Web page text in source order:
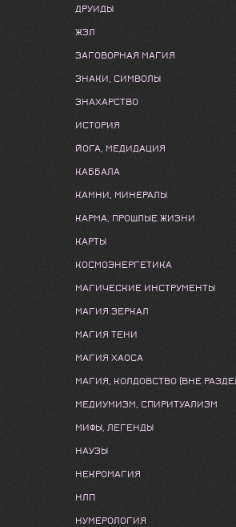
ДРУИДЫ
ЖЗЛ
ЗАГОВОРНАЯ МАГИЯ
ЗНАКИ, СИМВОЛЫ
ЗНАХАРСТВО
ИСТОРИЯ
ЙОГА, МЕДИДАЦИЯ
КАББАЛА
КАМНИ, МИНЕРАЛЫ
КАРМА, ПРОШЛЫЕ ЖИЗНИ
КАРТЫ
КОСМОЭНЕРГЕТИКА
МАГИЧЕСКИЕ ИНСТРУМЕНТЫ
МАГИЯ ЗЕРКАЛ
МАГИЯ ТЕНИ
МАГИЯ ХАОСА
МАГИЯ, КОЛДОВСТВО (ВНЕ
МЕДИУМИЗМ, СПИРИТУАЛИЗМ
МИФЫ, ЛЕГЕНДЫ
НАУЗЫ
НЕКРОМАГИЯ
НЛП
НУМЕРОЛОГИЯ